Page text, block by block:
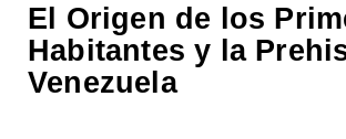
El Origen de los
Habitantes y la
Venezuela